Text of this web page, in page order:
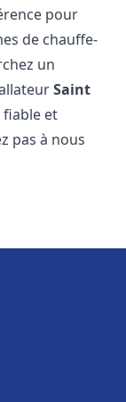
pour
de chauffe-
un
Saint
fiable et
pas à nous